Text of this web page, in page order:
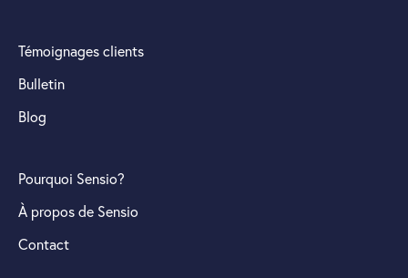
Témoignages clients
Bulletin
Blog
Pourquoi Sensio?
À propos de Sensio
Contact